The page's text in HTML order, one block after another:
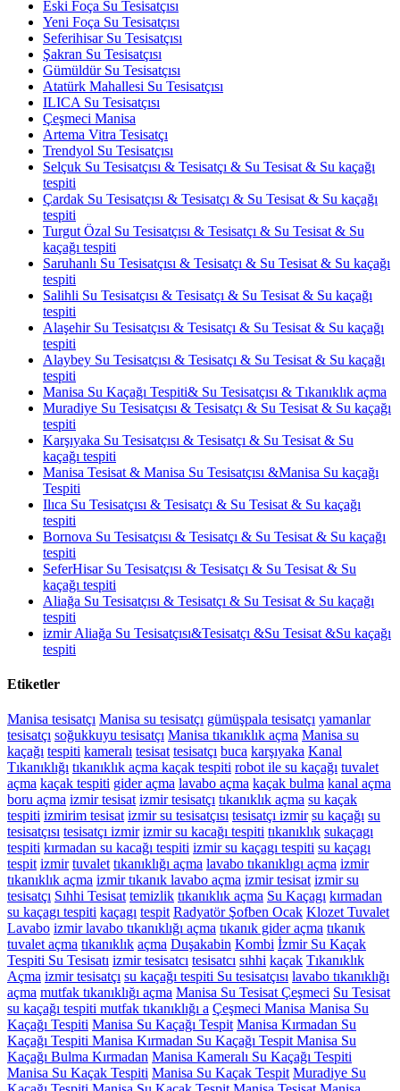
Eski Foça Su Tesisatçısı
Yeni Foça Su Tesisatçısı
Seferihisar Su Tesisatçısı
Şakran Su Tesisatçısı
Gümüldür Su Tesisatçısı
Atatürk Mahallesi Su Tesisatçısı
ILICA Su Tesisatçısı
Çeşmeci Manisa
Artema Vitra Tesisatçı
Trendyol Su Tesisatçısı
Selçuk Su Tesisatçısı & Tesisatçı & Su Tesisat & Su kaçağı
tespiti
Çardak Su Tesisatçısı & Tesisatçı & Su Tesisat & Su kaçağı
tespiti
Turgut Özal Su Tesisatçısı & Tesisatçı & Su Tesisat & Su
kaçağı tespiti
Saruhanlı Su Tesisatçısı & Tesisatçı & Su Tesisat & Su kaçağı
tespiti
Salihli Su Tesisatçısı & Tesisatçı & Su Tesisat & Su kaçağı
tespiti
Alaşehir Su Tesisatçısı & Tesisatçı & Su Tesisat & Su kaçağı
tespiti
Alaybey Su Tesisatçısı & Tesisatçı & Su Tesisat & Su kaçağı
tespiti
Manisa Su Kaçağı Tespiti& Su Tesisatçısı & Tıkanıklık açma
Muradiye Su Tesisatçısı & Tesisatçı & Su Tesisat & Su kaçağı
tespiti
Karşıyaka Su Tesisatçısı & Tesisatçı & Su Tesisat & Su
kaçağı tespiti
Manisa Tesisat & Manisa Su Tesisatçısı &Manisa Su kaçağı
Tespiti
Ilıca Su Tesisatçısı & Tesisatçı & Su Tesisat & Su kaçağı
tespiti
Bornova Su Tesisatçısı & Tesisatçı & Su Tesisat & Su kaçağı
tespiti
SeferHisar Su Tesisatçısı & Tesisatçı & Su Tesisat & Su
kaçağı tespiti
Aliağa Su Tesisatçısı & Tesisatçı & Su Tesisat & Su kaçağı
tespiti
izmir Aliağa Su Tesisatçısı&Tesisatçı &Su Tesisat &Su kaçağı
tespiti
Etiketler
Manisa tesisatçı Manisa su tesisatçı gümüşpala tesisatçı yamanlar
tesisatçı soğukkuyu tesisatçı Manisa tıkanıklık açma Manisa su
kaçağı tespiti kameralı tesisat tesisatçı buca karşıyaka Kanal
Tıkanıklığı tıkanıklık açma kaçak tespiti robot ile su kaçağı tuvalet
açma kaçak tespiti gider açma lavabo açma kaçak bulma kanal açma
boru açma izmir tesisat izmir tesisatçı tıkanıklık açma su kaçak
tespiti izmirim tesisat izmir su tesisatçısı tesisatçı izmir su kaçağı su
tesisatçısı tesisatçı izmir izmir su kacağı tespiti tıkanıklık sukaçagı
tespiti kırmadan su kacağı tespiti izmir su kaçagı tespiti su kaçagı
tespit izmir tuvalet tıkanıklığı açma lavabo tıkanıklıgı açma izmir
tıkanıklık açma izmir tıkanık lavabo açma izmir tesisat izmir su
tesisatçı Sıhhi Tesisat temizlik tıkanıklık açma Su Kaçagı kırmadan
su kaçagı tespiti kaçagı tespit Radyatör Şofben Ocak KlozetTuvalet
Lavabo izmir lavabo tıkanıklığı açma tıkanık gider açma tıkanık
tuvalet açma tıkanıklık açma Duşakabin Kombi İzmir Su Kaçak
Tespiti Su Tesisatı izmir tesisatcı tesisatcı sıhhi kaçak Tıkanıklık
Açma izmir tesisatçı su kaçağı tespiti Su tesisatçısı lavabo tıkanıklığı
açma mutfak tıkanıklığı açma Manisa Su Tesisat Çeşmeci Su Tesisat
su kaçağı tespiti mutfak tıkanıklığı a Çeşmeci Manisa Manisa Su
Kaçağı Tespiti Manisa Su Kaçağı Tespit Manisa Kırmadan Su
Kaçağı Tespiti Manisa Kırmadan Su Kaçağı TespitManisa Su
Kaçağı Bulma Kırmadan Manisa Kameralı Su Kaçağı Tespiti
Manisa Su Kaçak Tespiti Manisa Su Kaçak Tespit Muradiye Su